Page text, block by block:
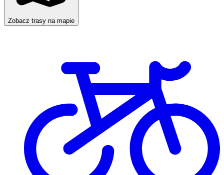
Zobacz trasy na mapie